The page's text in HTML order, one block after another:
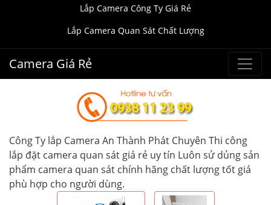
Lắp Camera Công Ty Giá Rẻ
Lắp Camera Quan Sát Chất Lượng
Camera Giá Rẻ
Công Ty lắp Camera An Thành Phát Chuyên Thi công
lắp đặt camera quan sát giá rẻ uy tín Luôn sử dủng sản
phẩm camera quan sát chính hãng chất lượng tốt giá
phù hợp cho người dùng.